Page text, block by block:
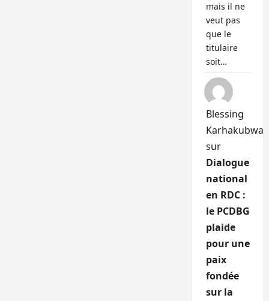
mais il ne
veut pas
que le
titulaire
soit…
Blessing
Karhakubwa
sur
Dialogue
national
en RDC :
le PCDBG
plaide
pour une
paix
fondée
sur la